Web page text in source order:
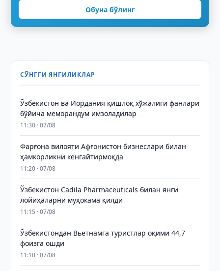
Обуна бўлинг
СЎНГГИ ЯНГИЛИКЛАР
Ўзбекистон ва Иордания қишлоқ хўжалиги фанлари
бўйича меморандум имзоладилар
11:30 · 07/08
Фарғона вилояти Афғонистон бизнеслари билан
ҳамкорликни кенгайтирмоқда
11:20 · 07/08
Ўзбекистон Cadila Pharmaceuticals билан янги
лойиҳаларни муҳокама қилди
11:15 · 07/08
Ўзбекистондан Вьетнамга туристлар оқими 44,7
фоизга ошди
11:10 · 07/08